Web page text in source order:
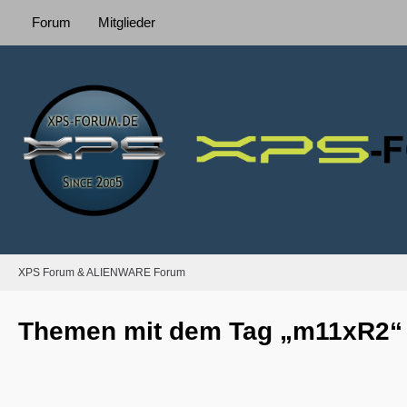
Forum Mitglieder
XPS Forum & ALIENWARE Forum
Themen mit dem Tag „m11xR2“